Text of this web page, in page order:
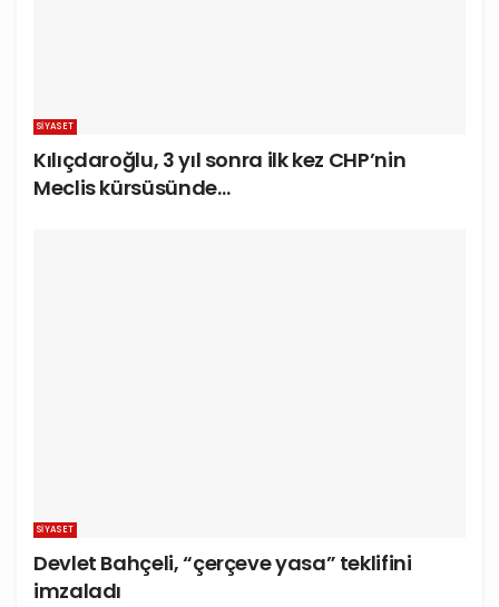
SIYASET
Kılıçdaroğlu, 3 yıl sonra ilk kez CHP’nin
Meclis kürsüsünde…
SIYASET
Devlet Bahçeli, “çerçeve yasa” teklifini
imzaladı